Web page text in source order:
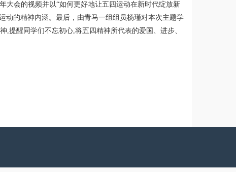
大会的视频并以“如何更好地让五四运动在新时代绽放新
动的精神内涵。最后，由青马一组组员杨瑾对本次主题学
提醒同学们不忘初心,将五四精神所代表的爱国、进步、